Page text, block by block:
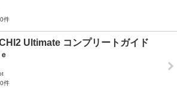
件
Ultimate コンプリートガイド
件